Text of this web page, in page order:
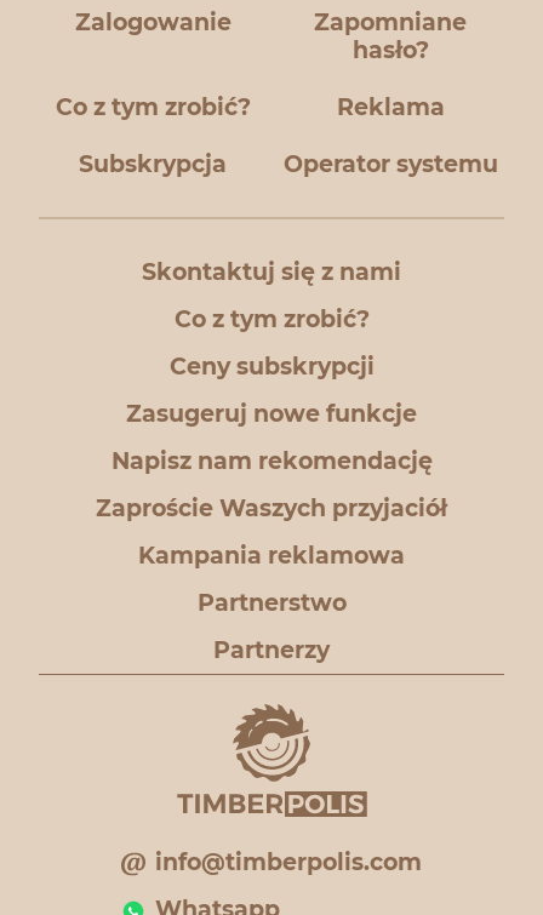
Zalogowanie
Zapomniane
hasło?
Co z tym zrobić? Reklama
Subskrypcja Operator systemu
Skontaktuj się z nami
Co z tym zrobić?
Ceny subskrypcji
Zasugeruj nowe funkcje
Napisz nam rekomendację
Zaproście Waszych przyjaciół
Kampania reklamowa
Partnerstwo
Partnerzy
info@timberpolis.com